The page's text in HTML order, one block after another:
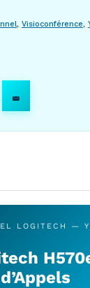
, Visioconférence,
LOGITECH —